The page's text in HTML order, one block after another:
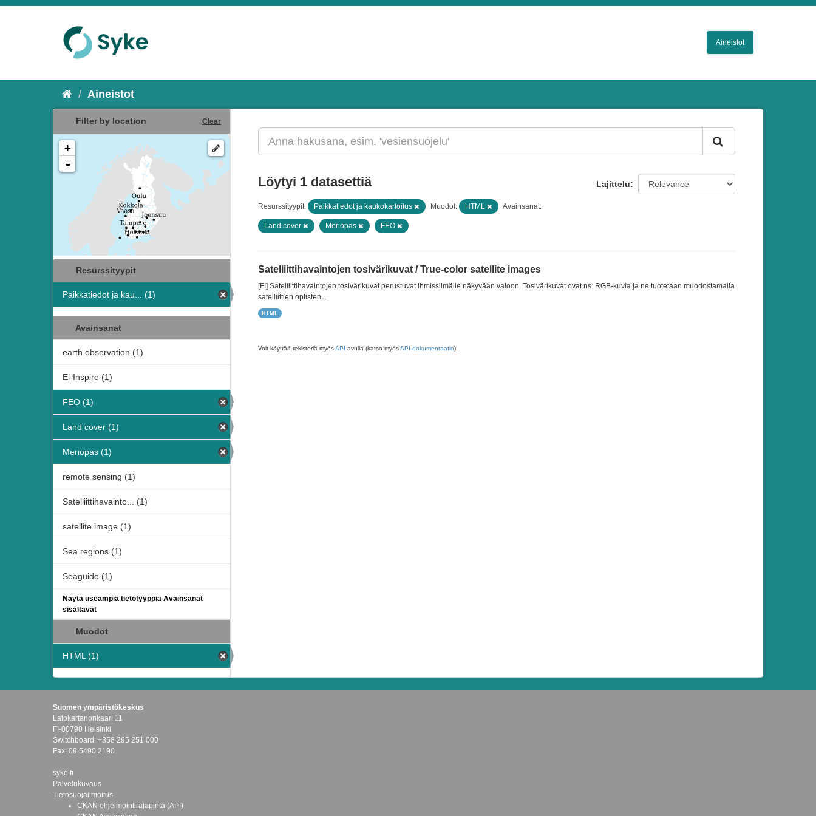
Aineistot
Aineistot
Filter by location Clear
+
-
Resurssityypit
Paikkatiedot ja kau... (1)
Avainsanat
earth observation (1)
Ei-Inspire (1)
FEO (1)
Land cover (1)
Meriopas (1)
remote sensing (1)
Satelliittihavainto... (1)
satellite image (1)
Sea regions (1)
Seaguide (1)
Näytä useampia tietotyyppiä Avainsanat
sisältävät
Muodot
HTML (1)
Lajittelu
Löytyi 1 datasettiä
Resurssityypit: Paikkatiedot ja kaukokartoitus Muodot: HTML Avainsanat:
Land cover Meriopas FEO
Satelliittihavaintojen tosivärikuvat / True-color satellite images
[FI] Satelliittihavaintojen tosivärikuvat perustuvat ihmissilmälle näkyvään valoon. Tosivärikuvat ovat ns. RGB-kuvia ja ne tuotetaan muodostamalla
satelliittien optisten...
HTML
Voit käyttää rekisteriä myösAPI avulla (katso myösAPI-dokumentaatio).
Suomen ympäristökeskus
Latokartanonkaari 11
FI-00790 Helsinki
Switchboard: +358 295 251 000
Fax: 09 5490 2190
syke.fi
Palvelukuvaus
Tietosuojailmoitus
CKAN ohjelmointirajapinta (API)